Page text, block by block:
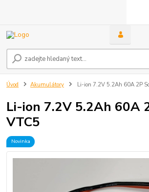
Úvod Akumulátory Li-ion 7.2V 5.2Ah 60A 2P
Li-ion 7.2V 5.2Ah 60A
VTC5
Novinka